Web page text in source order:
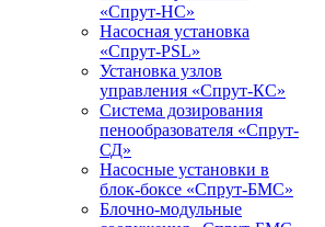
«Спрут-НС»
Насосная установка
«Спрут-PSL»
Установка узлов
управления «Спрут-КС»
Система дозирования
пенообразователя «Спрут-
СД»
Насосные установки в
блок-боксе «Спрут-БМС»
Блочно-модульные